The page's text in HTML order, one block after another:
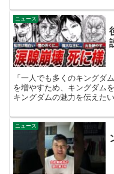
ニュース
「一人でも多くのキングダ
を増やすため、キングダム
キングダムの魅力を伝えた
ニュース